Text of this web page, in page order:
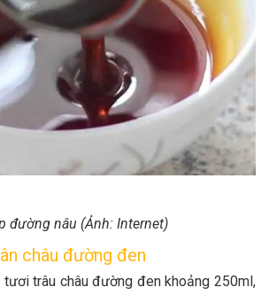
đường nâu (Ảnh: Internet)
châu đường đen
trâu châu đường đen khoảng 250ml,